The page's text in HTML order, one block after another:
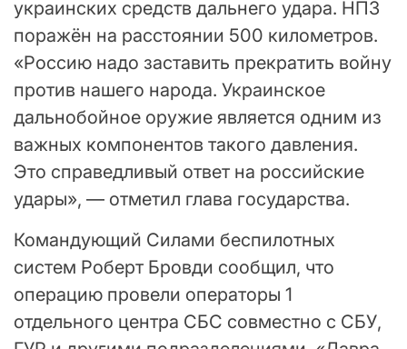
украинских средств дальнего удара. НПЗ
поражён на расстоянии 500 километров.
«Россию надо заставить прекратить войну
против нашего народа. Украинское
дальнобойное оружие является одним из
важных компонентов такого давления.
Это справедливый ответ на российские
удары», — отметил глава государства.
Командующий Силами беспилотных
систем Роберт Бровди сообщил, что
операцию провели операторы 1
отдельного центра СБС совместно с СБУ,